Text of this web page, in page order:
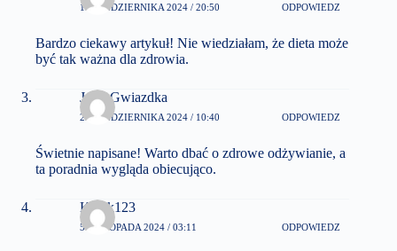
15 PAŹDZIERNIKA 2024 / 20:50 ODPOWIEDZ
Bardzo ciekawy artykuł! Nie wiedziałam, że dieta może
być tak ważna dla zdrowia.
JasnaGwiazdka
22 PAŹDZIERNIKA 2024 / 10:40 ODPOWIEDZ
Świetnie napisane! Warto dbać o zdrowe odżywianie, a
ta poradnia wygląda obiecująco.
Kotek123
5 LISTOPADA 2024 / 03:11 ODPOWIEDZ